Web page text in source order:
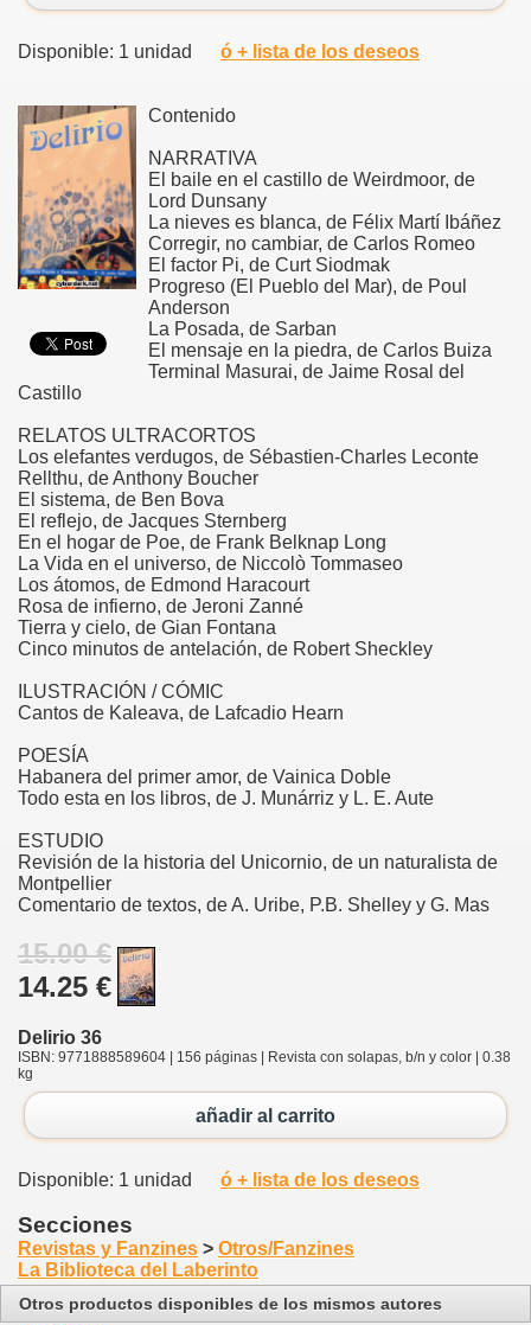
Disponible: 1 unidad ó + lista de los deseos
Contenido
NARRATIVA
El baile en el castillo de Weirdmoor, de
Lord Dunsany
La nieves es blanca, de Félix Martí Ibáñez
Corregir, no cambiar, de Carlos Romeo
El factor Pi, de Curt Siodmak
Progreso (El Pueblo del Mar), de Poul
Anderson
La Posada, de Sarban
El mensaje en la piedra, de Carlos Buiza
Terminal Masurai, de Jaime Rosal del
Castillo
RELATOS ULTRACORTOS
Los elefantes verdugos, de Sébastien-Charles Leconte
Rellthu, de Anthony Boucher
El sistema, de Ben Bova
El reflejo, de Jacques Sternberg
En el hogar de Poe, de Frank Belknap Long
La Vida en el universo, de Niccolò Tommaseo
Los átomos, de Edmond Haracourt
Rosa de infierno, de Jeroni Zanné
Tierra y cielo, de Gian Fontana
Cinco minutos de antelación, de Robert Sheckley
ILUSTRACIÓN / CÓMIC
Cantos de Kaleava, de Lafcadio Hearn
POESÍA
Habanera del primer amor, de Vainica Doble
Todo esta en los libros, de J. Munárriz y L. E. Aute
ESTUDIO
Revisión de la historia del Unicornio, de un naturalista de
Montpellier
Comentario de textos, de A. Uribe, P.B. Shelley y G. Mas
15.00 €
14.25 €
Delirio 36
ISBN: 9771888589604 | 156 páginas | Revista con solapas, b/n y color | 0.38
kg
añadir al carrito
Disponible: 1 unidad ó + lista de los deseos
Secciones
Revistas y Fanzines > Otros/Fanzines
La Biblioteca del Laberinto
Otros productos disponibles de los mismos autores